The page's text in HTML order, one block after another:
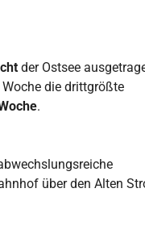
der Ostsee
die drittgrößte
.
über den Alten